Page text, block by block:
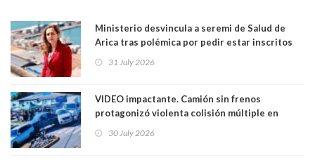
Ministerio desvincula a seremi de Salud de
Arica tras polémica por pedir estar inscritos
Ya son 29 seremis despedidos desde el 11 de
31 July 2026
VIDEO impactante. Camión sin frenos
protagonizó violenta colisión múltiple en
30 July 2026